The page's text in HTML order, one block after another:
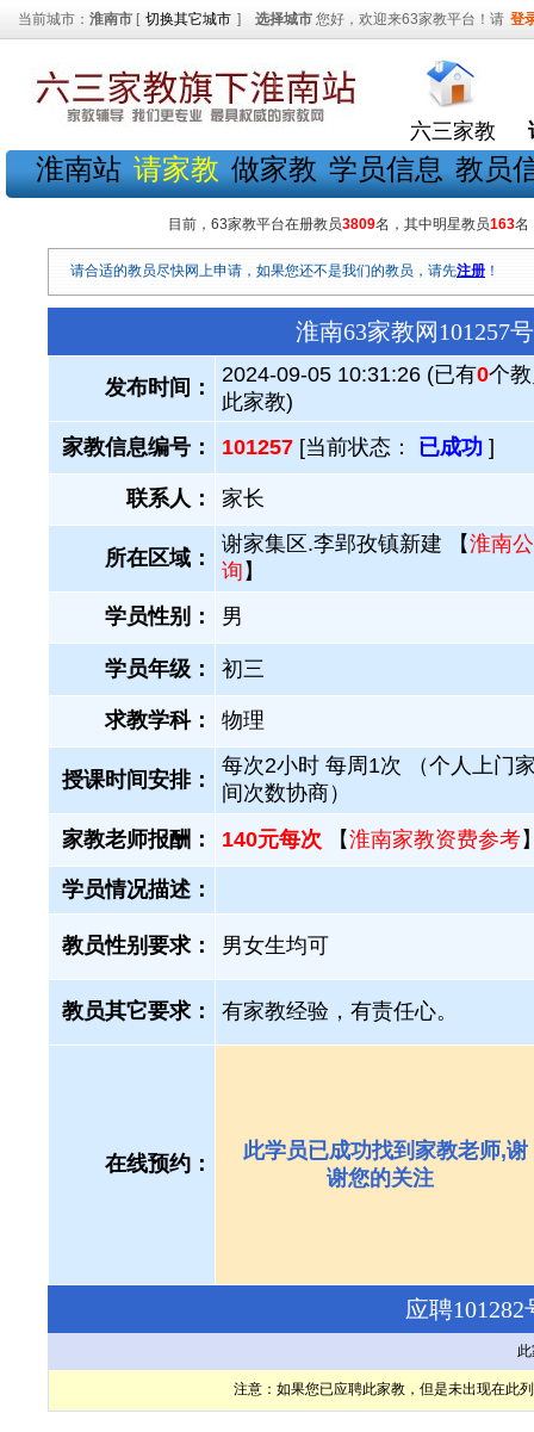
当前城市： 淮南市 [ 切换其它城市 ] 选择城市 您好，欢迎来63家教平台！请 登
六三家教
淮南站 请家教 做家教 学员信息 教员
目前，63家教平台在册教员3809名，其中明星教员163名
请合适的教员尽快网上申请，如果您还不是我们的教员，请先注册 ！
淮南63家教网101257
发布时间：
2024-09-05 10:31:26 (已有0个
此家教)
家教信息编号：
101257 [当前状态： 已成功 ]
联系人： 家长
所在区域：
谢家集区.李郢孜镇新建 【淮南
询 】
学员性别：
男
学员年级： 初三
求教学科： 物理
授课时间安排：
每次2小时 每周1次 （个人上门
间次数协商）
家教老师报酬：
140元每次 【淮南家教资费参考
学员情况描述：
教员性别要求： 男女生均可
教员其它要求： 有家教经验，有责任心。
在线预约：
此学员已成功找到家教老师,谢
谢您的关注
应聘
注意：如果您已应聘此家教，但是未出现在此